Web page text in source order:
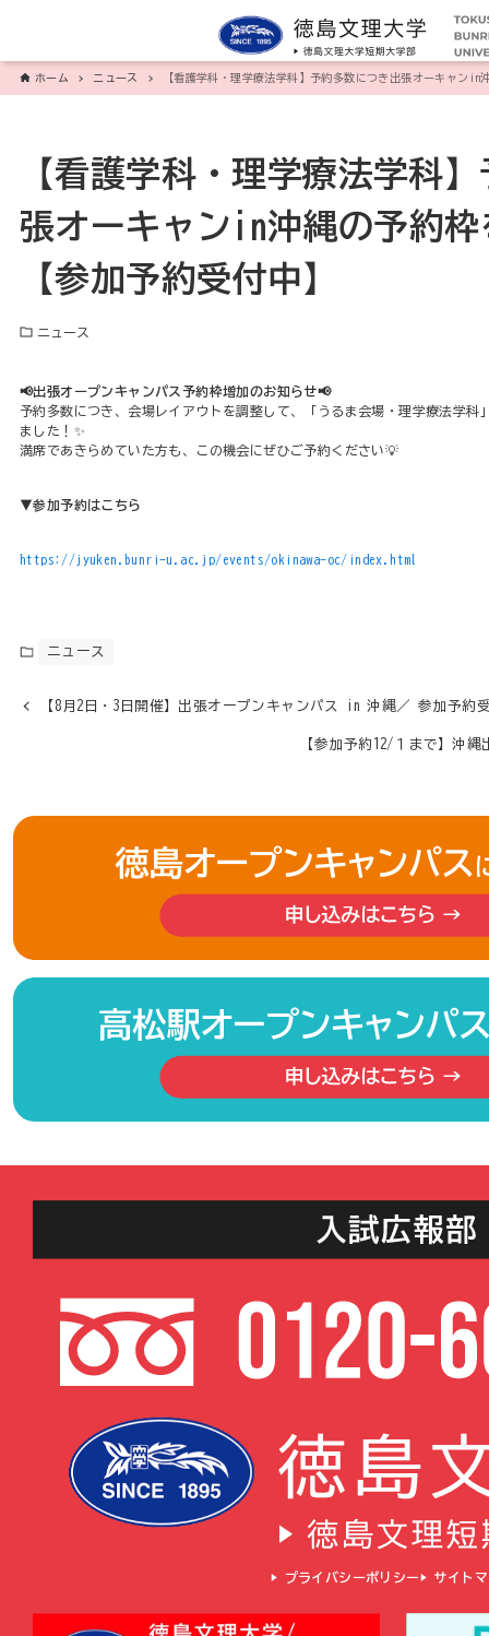
ホーム ニュース 【看護学科・理学療法学科】予約多数につき出張オーキャン
【看護学科・理学療法学科
張オーキャンin沖縄の予約
【参加予約受付中】
ニュース
📢出張オープンキャンパス予約枠増加のお知らせ📢
予約多数につき、会場レイアウトを調整して、「うるま会場・理学療法学科
ました！✨
満席であきらめていた方も、この機会にぜひご予約ください💡
▼参加予約はこちら
https://jyuken.bunri-u.ac.jp/events/okinawa-oc/index.html
ニュース
【8月2日・3日開催】出張オープンキャンパス in 沖縄／ 参加予約
【参加予約12/１まで】沖
▶ プライバシーポリシー▶ サイト